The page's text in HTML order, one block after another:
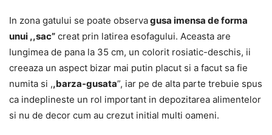
In zona gatului se poate observagusa imensa de forma
unui ,,sac” creat prin latirea esofagului. Aceasta are
lungimea de pana la 35 cm, un colorit rosiatic-deschis, ii
creeaza un aspect bizar mai putin placut si a facut sa fie
numita si ,,barza-gusata”, iar pe de alta parte trebuie spus
ca indeplineste un rol important in depozitarea alimentelor
si nu de decor cum au crezut initial multi oameni.